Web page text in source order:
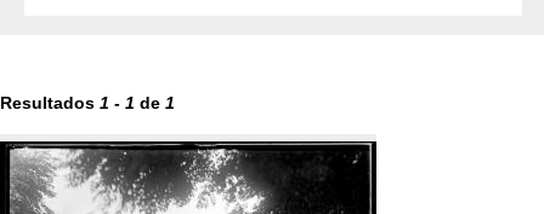
Resultados 1 - 1 de 1